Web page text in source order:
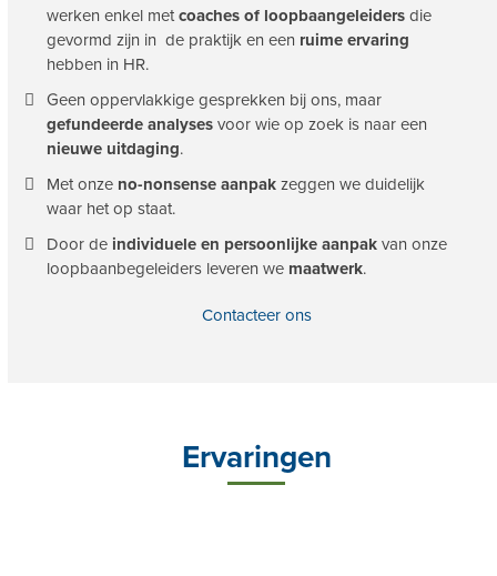
werken enkel metcoaches of loopbaangeleiders die
gevormd zijn in de praktijk en een ruime ervaring
hebben in HR.
Geenoppervlakkige gesprekken bij ons, maar
gefundeerde analyses voor wie op zoek is naar een
nieuwe uitdaging.
Metonze no-nonsense aanpak zeggen we duidelijk
waar het op staat.
Doorde individuele en persoonlijke aanpak van onze
loopbaanbegeleiders leveren we maatwerk.
Contacteer ons
Ervaringen